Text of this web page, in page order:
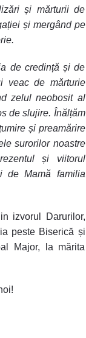
și mărturii de
și mergând pe
de credință și de
veac de mărturie
zelul neobosit al
de slujire. Înălțăm
și preamărire
surorilor noastre
și viitorul
de Mamă familia
izvorul Darurilor,
peste Biserică și
Major, la mărita